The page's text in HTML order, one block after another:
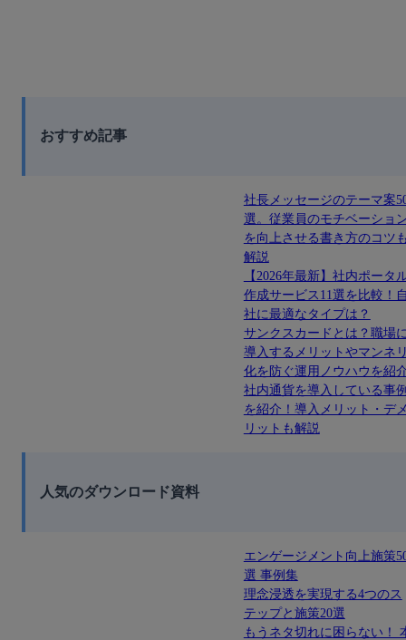
おすすめ記事
社長メッセージのテーマ案
選。従業員のモチベーショ
を向上させる書き方のコツ
解説
【2026年最新】社内ポータ
作成サービス11選を比較！
社に最適なタイプは？
サンクスカードとは？職場
導入するメリットやマンネ
化を防ぐ運用ノウハウを紹
社内通貨を導入している事
を紹介！導入メリット・デ
リットも解説
人気のダウンロード資料
エンゲージメント向上施策
選 事例集
理念浸透を実現する4つのス
テップと施策20選
もうネタ切れに困らない！